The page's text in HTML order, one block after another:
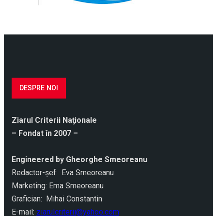
DESPRE NOI
Ziarul Criterii Naţionale
– Fondat în 2007 –
Engineered by Gheorghe Smeoreanu
Redactor-şef: Eva Smeoreanu
Marketing: Ema Smeoreanu
Grafician: Mihai Constantin
E-mail: ziarulcriterii@yahoo.com